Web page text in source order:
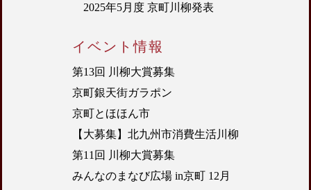
イベント情報
第13回 川柳大賞募集
京町銀天街ガラポン
京町とほほん市
【大募集】北九州市消費生活川柳
第11回 川柳大賞募集
みんなのまなび広場 in京町 12月
2025年5月度 京町川柳発表